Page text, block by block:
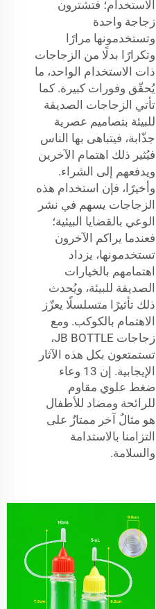
الاستخدام؛ فتشترون
زجاجة واحدة
وتستخدمونها مرارًا
وتكرارًا بدلًا من الزجاجات
ذات الاستخدام الواحد، ما
يُحقّق وفورات كبيرة. كما
تأتي الزجاجات الصديقة
للبيئة بتصاميم عصرية
جذّابة، فيتباهى بها الناس
فيُثير ذلك اهتمام الآخرين
ويدفعهم إلى الشراء.
وأخيرًا، فإن استخدام هذه
الزجاجات يسهم في نشر
الوعي بالقضايا البيئية؛
فعندما يراكم الآخرون
تستخدمونها، يزداد
اهتمامهم بالخيارات
الصديقة للبيئة، ويُحدث
ذلك تأثيرًا متسلسلًا يعزّز
الاهتمام بالكوكب. ومع
زجاجات JB BOTTLE،
تستمتعون بكل هذه الآثار
الإيجابية. إن
13 وعاء
ضغط علوي مقاوم
للرائحة ومضاد للأطفال
هو مثالٌ آخر ممتازٌ على
التزامنا بالاستدامة
والسلامة.